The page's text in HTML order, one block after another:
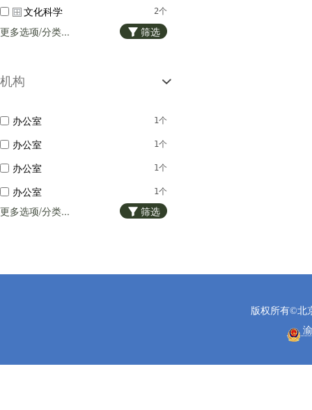
2个
文化科学
更多选项/分类...
筛选
机构
1个
办公室
1个
办公室
1个
办公室
1个
办公室
1个
办公室
更多选项/分类... 筛选
版权所有©北